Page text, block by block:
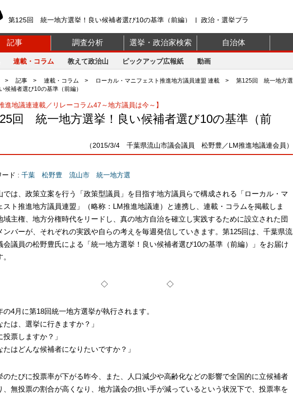
第125回 統一地方選挙！良い候補者選び10の基準（前編） | 政治・選挙プラ
記事 調査分析 選挙・政治家検索 自治体
連載・コラム 教えて政治山 ピックアップ広報紙 動画
記事 > 連載・コラム > ローカル・マニフェスト推進地方議員連盟 連載 > 第125回 統一地方選
候補者選び10の基準（前編）
進地議連連載／リレーコラム47～地方議員は今～】
回 統一地方選挙！良い候補者選び10の基準（前
（2015/3/4 千葉県流山市議会議員 松野豊／LM推進地議連会員）
ード : 千葉 松野豊 流山市 統一地方選
では、政策立案を行う「政策型議員」を目指す地方議員らで構成される「ローカル・マ
スト推進地方議員連盟」（略称：LM推進地議連）と連携し、連載・コラムを掲載しま
域主権、地方分権時代をリードし、真の地方自治を確立し実践するために設立された団
ンバーが、それぞれの実践や自らの考えを毎週発信していきます。第125回は、千葉県流
会議員の松野豊氏による「統一地方選挙！良い候補者選び10の基準（前編）」をお届け
◇ ◇
4月に第18回統一地方選挙が執行されます。
たは、選挙に行きますか？」
投票しますか？」
たはどんな候補者になりたいですか？」
たびに投票率が下がる昨今、また、人口減少や高齢化などの影響で全国的に立候補者
、無投票の割合が高くなり、地方議会の担い手が減っているという状況下で、投票率を